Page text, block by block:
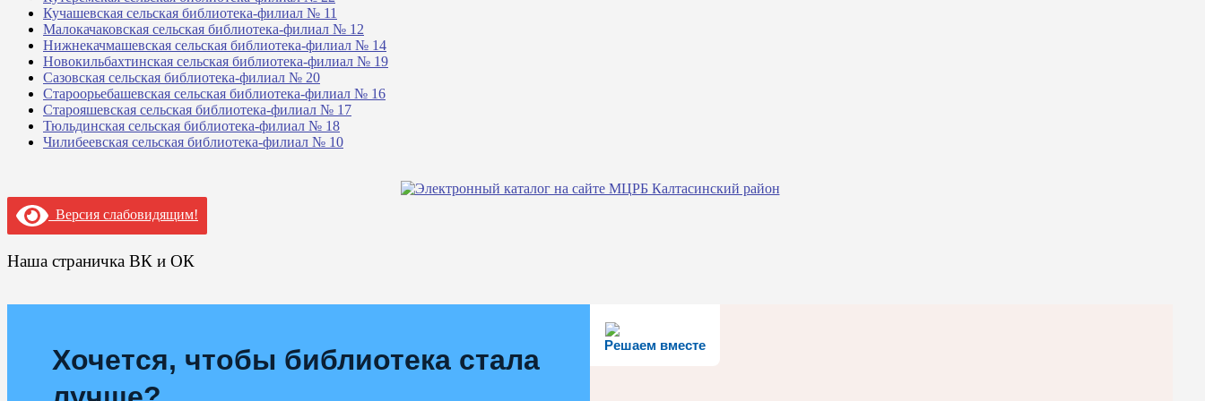
Кучашевская сельская библиотека-филиал № 11
Малокачаковская сельская библиотека-филиал № 12
Нижнекачмашевская сельская библиотека-филиал № 14
Новокильбахтинская сельская библиотека-филиал № 19
Сазовская сельская библиотека-филиал № 20
Староорьебашевская сельская библиотека-филиал № 16
Старояшевская сельская библиотека-филиал № 17
Тюльдинская сельская библиотека-филиал № 18
Чилибеевская сельская библиотека-филиал № 10
Версия слабовидящим!
Наша страничка ВК и ОК
Решаем вместе
Хочется, чтобы библиотека стала